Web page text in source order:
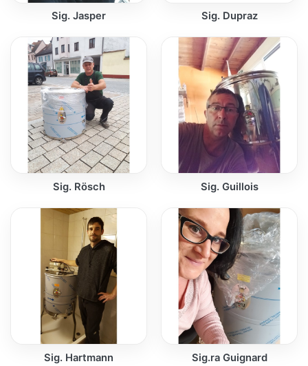
Sig. Jasper Sig. Dupraz
Sig. Rösch Sig. Guillois
Sig. Hartmann Sig.ra Guignard